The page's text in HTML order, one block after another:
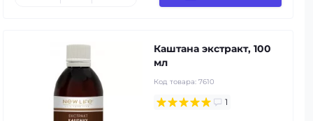
Каштана экстракт, 100
мл
Код товара: 7610
1